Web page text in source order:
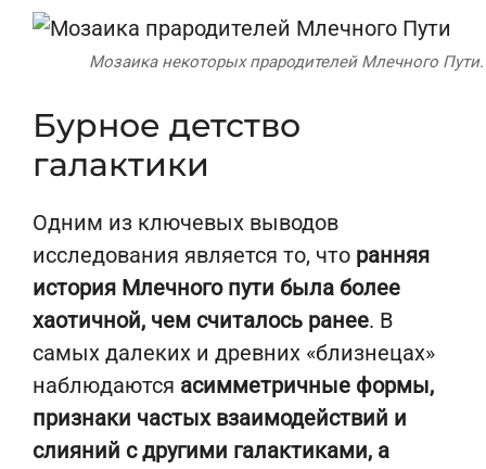
Мозаика некоторых прародителей Млечного
Бурное детство
галактики
Одним из ключевых выводов
исследования является то, что ранняя
история Млечного пути была более
хаотичной, чем считалось ранее. В
самых далеких и древних «близнецах»
наблюдаются асимметричные формы,
признаки частых взаимодействий и
слияний с другими галактиками, а